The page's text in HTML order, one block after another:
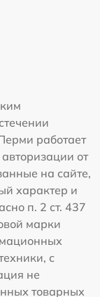
работает
от
на сайте,
характер и
п. 2 ст. 437
марки
с
не
товарных